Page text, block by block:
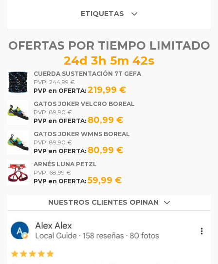
ETIQUETAS
OFERTAS POR TIEMPO LIMITADO
24d 3h 5m 42s
CUERDA SUSTENTACIÓN 7T GEFA
PVP: 244,99 €
PVP en OFERTA: 219,99 €
GATOS JOKER VELCRO BOREAL
PVP: 89,90 €
PVP en OFERTA: 80,99 €
GATOS JOKER WMNS BOREAL
PVP: 89,90 €
PVP en OFERTA: 80,99 €
ARNÉS LUNA PETZL
PVP: 68,99 €
PVP en OFERTA: 59,99 €
NUESTROS CLIENTES OPINAN